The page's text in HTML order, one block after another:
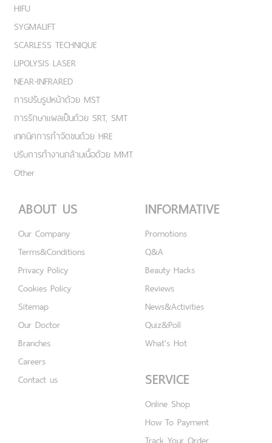
HIFU
SYGMALIFT
SCARLESS TECHNIQUE
LIPOLYSIS LASER
NEAR-INFRARED
การปรับรูปหน้าด้วย MST
การรักษาแผลเป็นด้วย SRT, SMT
เทคนิคการกำจัดขนด้วย HRE
ปรับการทำงานกล้ามเนื้อด้วย MMT
Other
ABOUT US
Our Company
Terms&Conditions
Privacy Policy
Cookies Policy
Sitemap
Our Doctor
Branches
Careers
Contact us
INFORMATIVE
Promotions
Q&A
Beauty Hacks
Reviews
News&Activities
Quiz&Poll
What's Hot
SERVICE
Online Shop
How To Payment